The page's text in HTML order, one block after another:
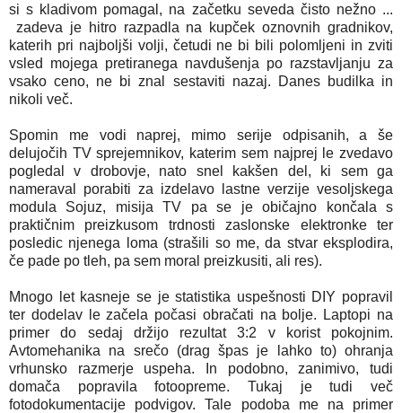
si s kladivom pomagal, na začetku seveda čisto nežno ...
zadeva je hitro razpadla na kupček oznovnih gradnikov,
katerih pri najboljši volji, četudi ne bi bili polomljeni in zviti
vsled mojega pretiranega navdušenja po razstavljanju za
vsako ceno, ne bi znal sestaviti nazaj. Danes budilka in
nikoli več.
Spomin me vodi naprej, mimo serije odpisanih, a še
delujočih TV sprejemnikov, katerim sem najprej le zvedavo
pogledal v drobovje, nato snel kakšen del, ki sem ga
nameraval porabiti za izdelavo lastne verzije vesoljskega
modula Sojuz, misija TV pa se je običajno končala s
praktičnim preizkusom trdnosti zaslonske elektronke ter
posledic njenega loma (strašili so me, da stvar eksplodira,
če pade po tleh, pa sem moral preizkusiti, ali res).
Mnogo let kasneje se je statistika uspešnosti DIY popravil
ter dodelav le začela počasi obračati na bolje. Laptopi na
primer do sedaj držijo rezultat 3:2 v korist pokojnim.
Avtomehanika na srečo (drag špas je lahko to) ohranja
vrhunsko razmerje uspeha. In podobno, zanimivo, tudi
domača popravila fotoopreme. Tukaj je tudi več
fotodokumentacije podvigov. Tale podoba me na primer